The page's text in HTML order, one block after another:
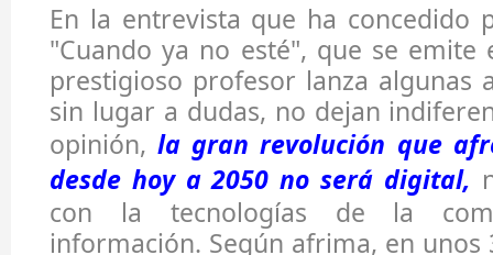
En la entrevista que ha concedido
"Cuando ya no esté", que se emite
prestigioso profesor lanza algunas
sin lugar a dudas, no dejan
opinión, la gran revolución que
desde hoy a 2050 no será digital,
con la tecnologías de la
información. Según afrima, en unos